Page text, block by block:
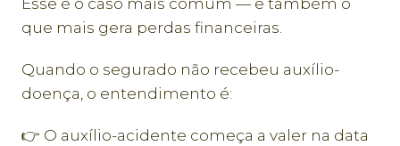
Esse é o caso mais comum — e também o
que mais gera perdas financeiras.
Quando o segurado não recebeu auxílio-
doença, o entendimento é:
👉 O auxílio-acidente começa a valer na data